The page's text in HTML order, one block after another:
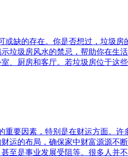
缺的存在。你是否想过，垃圾
垃圾房风水的禁忌，帮助你在生
、厨房和客厅。若垃圾房位于这
要因素，特别是在财运方面。
运的布局，确保家中财富源源不
至是事业发展受阻等。很多人并不